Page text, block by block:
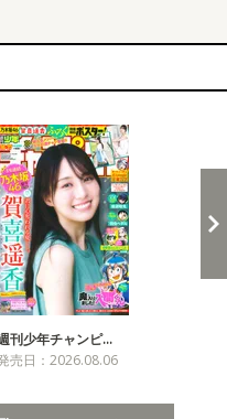
刊少年チャンピ…
売日：2026.08.06